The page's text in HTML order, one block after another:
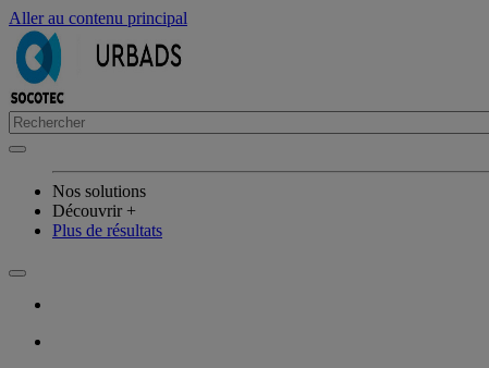
Aller au contenu principal
Nos solutions
Découvrir +
Plus de résultats